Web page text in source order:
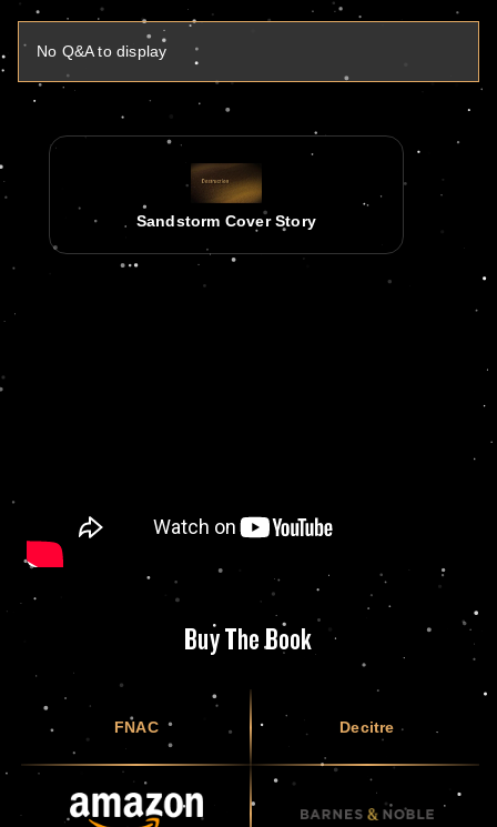
No Q&A to display
Sandstorm Cover Story
Buy The Book
FNAC Decitre